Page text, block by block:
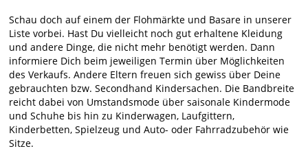
Schau doch auf einem der Flohmärkte und Basare in unserer
Liste vorbei. Hast Du vielleicht noch gut erhaltene Kleidung
und andere Dinge, die nicht mehr benötigt werden. Dann
informiere Dich beim jeweiligen Termin über Möglichkeiten
des Verkaufs. Andere Eltern freuen sich gewiss über Deine
gebrauchten bzw. Secondhand Kindersachen. Die Bandbreite
reicht dabei von Umstandsmode über saisonale Kindermode
und Schuhe bis hin zu Kinderwagen, Laufgittern,
Kinderbetten, Spielzeug und Auto- oder Fahrradzubehör wie
Sitze.